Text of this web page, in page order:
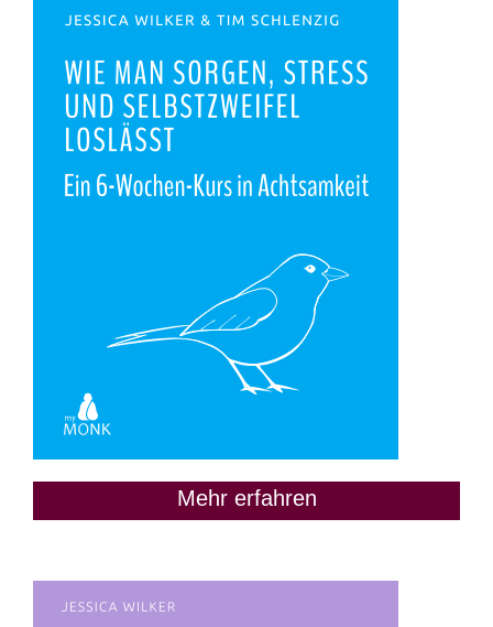
Mehr erfahren